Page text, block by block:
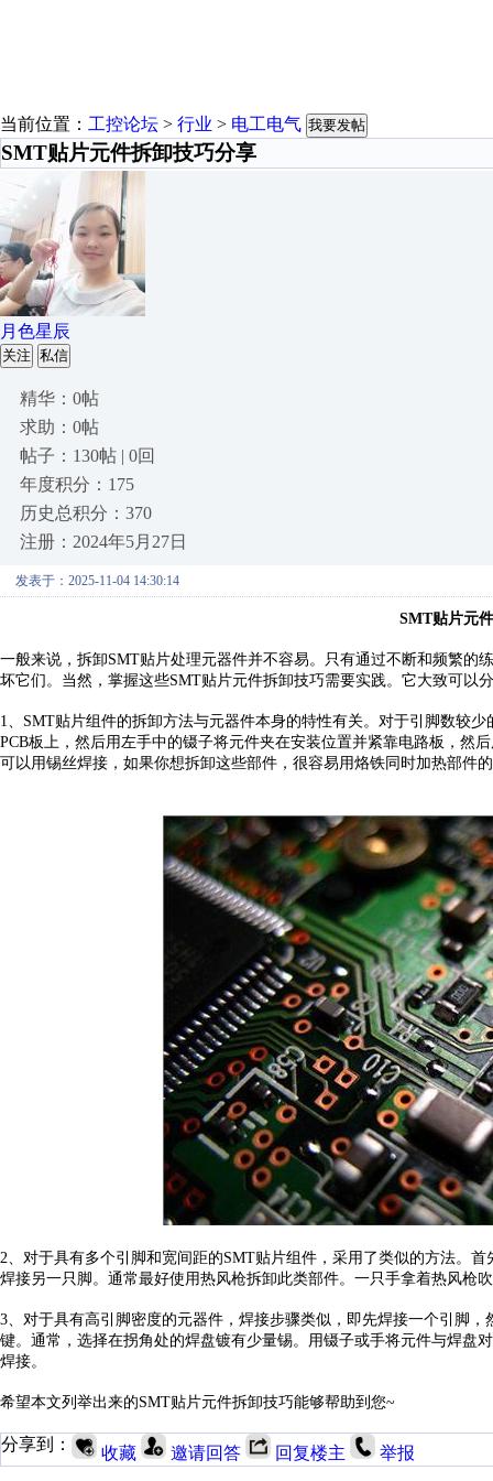
当前位置： 工控论坛 > 行业 > 电工电气 我要发帖
SMT贴片元件拆卸技巧分享
月色星辰
关注 私信
精华：0帖
求助：0帖
帖子：130帖 | 0回
年度积分：175
历史总积分：370
注册：2024年5月27日
发表于：2025-11-04 14:30:14
SMT贴片元
一般来说，拆卸SMT贴片处理元器件并不容易。只有通过不断和频繁的
坏它们。当然，掌握这些SMT贴片元件拆卸技巧需要实践。它大致可以
1、 SMT贴片组件的拆卸方法与元器件本身的特性有关。对于引脚数较
PCB板上，然后用左手中的镊子将元件夹在安装位置并紧靠电路板，然
可以用锡丝焊接，如果你想拆卸这些部件，很容易用烙铁同时加热部件
2、 对于具有多个引脚和宽间距的SMT贴片组件，采用了类似的方法。
焊接另一只脚。通常最好使用热风枪拆卸此类部件。一只手拿着热风枪
3、 对于具有高引脚密度的元器件，焊接步骤类似，即先焊接一个引脚
键。通常，选择在拐角处的焊盘镀有少量锡。用镊子或手将元件与焊盘
焊接。
希望本文列举出来的SMT贴片元件拆卸技巧能够帮助到您~
分享到： 收藏 邀请回答 回复楼主 举报